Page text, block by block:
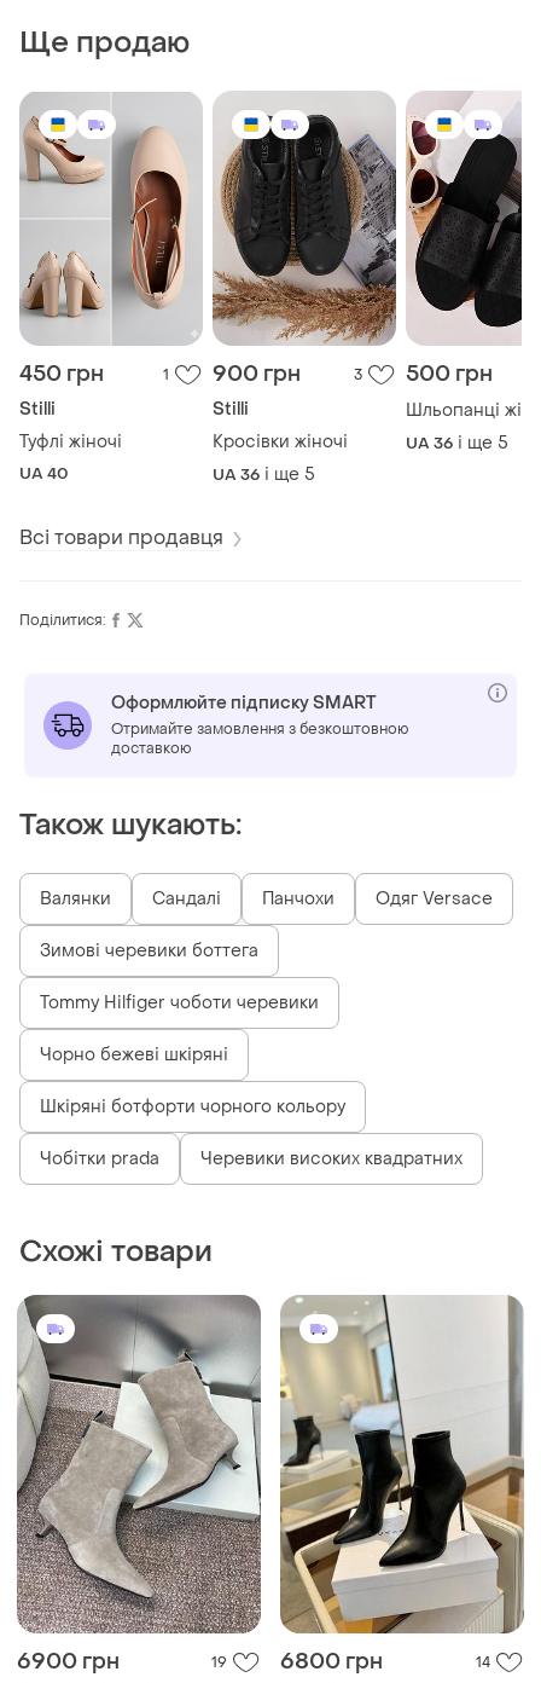
Ще продаю
450 грн 1
Stilli
Туфлі жіночі
UA 40
900 грн 3
Stilli
Кросівки жіночі
UA 36 і ще 5
500 грн
Шльопанці
UA 36 і ще 5
Всі товари продавця
Поділитися:
Оформлюйте підписку SMART
Отримайте замовлення з безкоштовною
доставкою
Також шукають:
Валянки Сандалі Панчохи Одяг Versace
Зимові черевики боттега
Tommy Hilfiger чоботи черевики
Чорно бежеві шкіряні
Шкіряні ботфорти чорного кольору
Чобітки prada Черевики високих квадратних
Схожі товари
6900 грн 19 6800 грн 14